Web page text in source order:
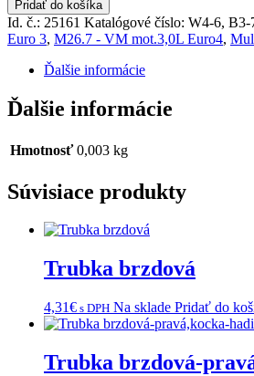
mostíku
M25,
M26
Pridať do košíka
Id. č.: 25161 Katalógové číslo: W4-6, B3-
Euro 3, M26.7 - VM mot.3,0L Euro4,
Ďalšie informácie
Ďalšie informácie
Hmotnosť 0,003 kg
Súvisiace produkty
Trubka brzdová
4,31€ s DPH Na sklade Pridať do
Trubka brzdová-